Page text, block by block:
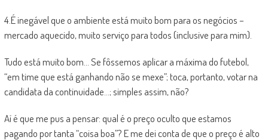
4.É inegável que o ambiente está muito bom para os negócios –
mercado aquecido, muito serviço para todos (inclusive para mim).
Tudo está muito bom… Se fôssemos aplicar a máxima do futebol,
“em time que está ganhando não se mexe”; toca, portanto, votar na
candidata da continuidade…; simples assim, não?
Aí é que me pus a pensar: qual é o preço oculto que estamos
pagando por tanta “coisa boa”? E me dei conta de que o preço é alto